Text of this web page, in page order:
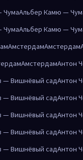
ЧумаАльбер Камю —
ЧумаАльбер Камю —
АмстердамАмстердам
АмстердамАнтон
— Вишнёвый садАнтон
— Вишнёвый садАнтон
— Вишнёвый садАнтон
— Вишнёвый садАнтон
— Вишнёвый садАнтон